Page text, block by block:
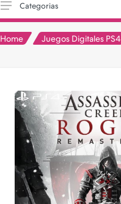
XBOX
Nintendo
Otras consolas
Pokemon TCG
Preventas
Categorias
Home Juegos Digitales PS4